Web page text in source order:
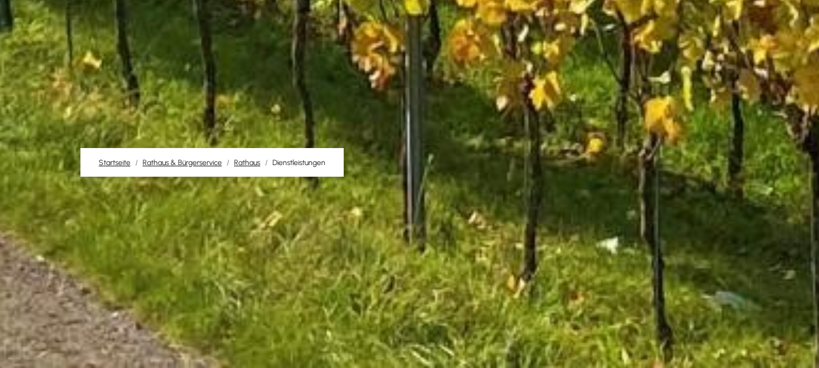
Startseite Rathaus & Bürgerservice Rathaus Dienstleistungen